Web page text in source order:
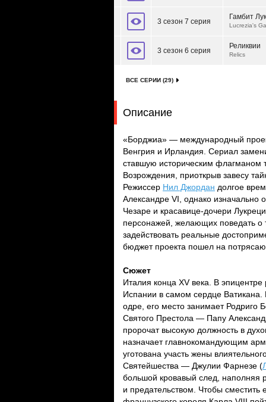
3 сезон 7 серия
Гамбит
Lucrezia's
3 сезон 6 серия
Реликвии
Relics
ВСЕ СЕРИИ (29)
Описание
«Борджиа» — международный
Венгрия и Ирландия. Сериал
ставшую историческим флагманом
Возрождения, приоткрыв завесу
Режиссер Нил Джордан долгое
Александре VI, однако изначально
Чезаре и красавице-дочери
персонажей, желающих поведать о
задействовать реальные
бюджет проекта пошел на
Сюжет
Италия конца XV века. В
Испании в самом сердце Ватикана.
одре, его место занимает Родриго
Святого Престола — Папу
пророчат высокую должность в
назначает главнокомандующим
уготована участь жены
Святейшества — Джулии Фарнезе (
большой кровавый след, наполняя
и предательством. Чтобы